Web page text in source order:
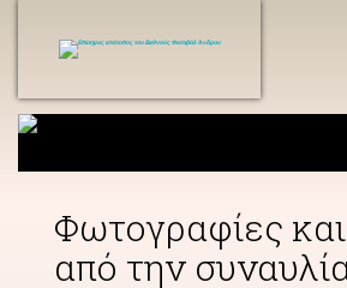
Φωτογραφίες
από την